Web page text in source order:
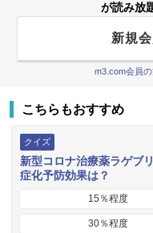
が読み放
新規
m3.com会員
こちらもおすすめ
クイズ
新型コロナ治療薬ラゲブ
症化予防効果は？
15％程度
30％程度